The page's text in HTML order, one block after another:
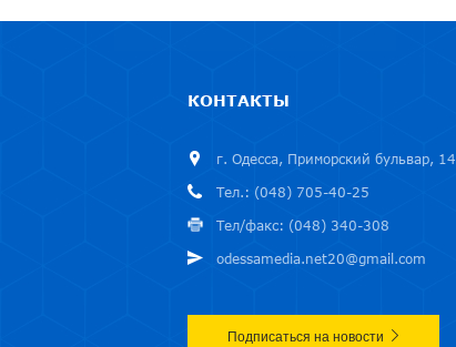
КОНТАКТЫ
г. Одесса, Приморский бульвар, 14
Тел.: (048) 705-40-25
Тел/факс: (048) 340-308
odessamedia.net20@gmail.com
Подписаться на новости